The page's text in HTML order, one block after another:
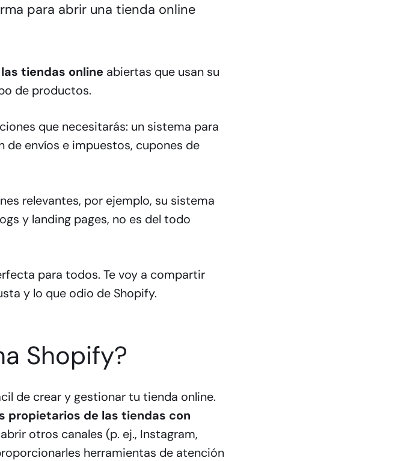
para abrir una tienda online
tiendas online abiertas que usan su
de productos.
que necesitarás: un sistema para
de envíos e impuestos, cupones de
relevantes, por ejemplo, su sistema
y landing pages, no es del todo
para todos. Te voy a compartir
y lo que odio de Shopify.
Shopify?
de crear y gestionar tu tienda online.
propietarios de las tiendas con
otros canales (p. ej., Instagram,
herramientas de atención